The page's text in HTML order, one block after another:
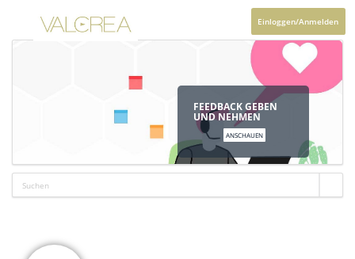
Einloggen/Anmelden
FEEDBACK GEBEN
UND NEHMEN
ANSCHAUEN